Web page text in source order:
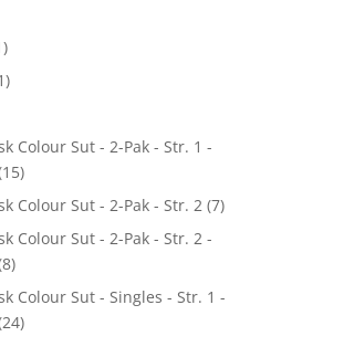
Colour Sut - 2-Pak - Str. 1 -
Colour Sut - 2-Pak - Str. 2 (7)
Colour Sut - 2-Pak - Str. 2 -
Colour Sut - Singles - Str. 1 -